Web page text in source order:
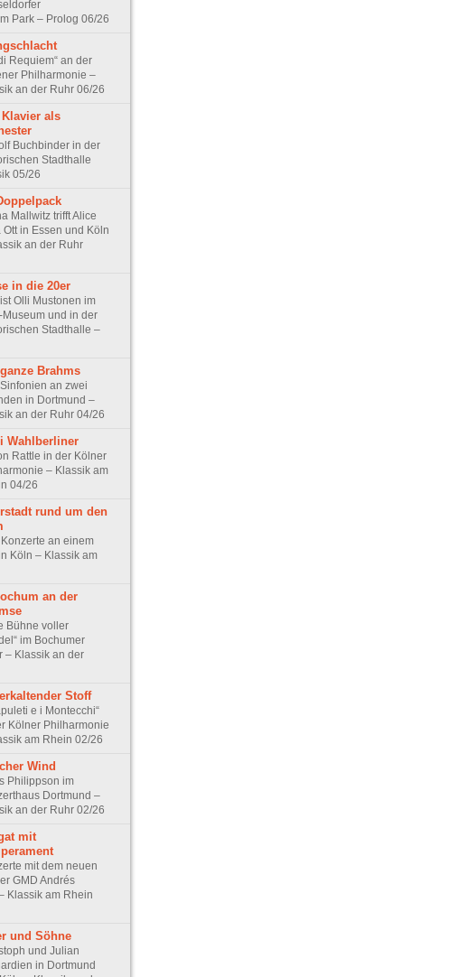
Park – Prolog 06/26
Requiem“ an der
Philharmonie –
an der Ruhr 06/26
Klavier als
Buchbinder in der
Stadthalle
05/26
Mallwitz trifft Alice
Ott in Essen und Köln
an der Ruhr
in die 20er
Olli Mustonen im
Museum und in der
Stadthalle –
Brahms
an zwei
in Dortmund –
an der Ruhr 04/26
Wahlberliner
Rattle in der Kölner
– Klassik am
04/26
rund um den
an einem
Köln – Klassik am
an der
Bühne voller
im Bochumer
– Klassik an der
Stoff
e i Montecchi“
Kölner Philharmonie
am Rhein 02/26
Wind
Philippson im
Dortmund –
an der Ruhr 02/26
mit
mit dem neuen
GMD Andrés
Klassik am Rhein
und Söhne
und Julian
in Dortmund